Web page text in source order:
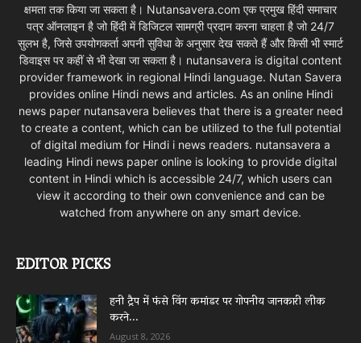
क्षमता तक किया जा सकता है। Nutansavera.com एक प्रमुख हिंदी समाचार
पत्र ऑनलाइन है जो हिंदी में डिजिटल सामग्री प्रदान करना चाहता है जो 24/7
सुलभ है, जिसे उपयोगकर्ता अपनी सुविधा के अनुसार देख सकते हैं और किसी भी स्मार्ट
डिवाइस पर कहीं से भी देखा जा सकता है। nutansavera is digital content
provider framework in regional Hindi language. Nutan Savera
provides online Hindi news and articles. As an online Hindi
news paper nutansavera believes that there is a greater need
to create a content, which can be utilized to the full potential
of digital medium for Hindi i news readers. nutansavera a
leading Hindi news paper online is looking to provide digital
content in Hindi which is accessible 24/7, which users can
view it according to their own convenience and can be
watched from anywhere on any smart device.
EDITOR PICKS
हनी ट्रैप में फंसे विंग कमांडर पर गोपनीय जानकारी लीक
करने...
August 8, 2026